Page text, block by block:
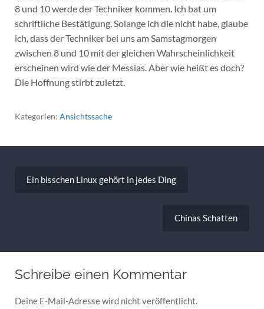
8 und 10 werde der Techniker kommen. Ich bat um
schriftliche Bestätigung. Solange ich die nicht habe, glaube
ich, dass der Techniker bei uns am Samstagmorgen
zwischen 8 und 10 mit der gleichen Wahrscheinlichkeit
erscheinen wird wie der Messias. Aber wie heißt es doch?
Die Hoffnung stirbt zuletzt.
Kategorien: Ansichtssache
Ein bisschen Linux gehört in jedes Ding
Chinas Schatten
Schreibe einen Kommentar
Deine E-Mail-Adresse wird nicht veröffentlicht.